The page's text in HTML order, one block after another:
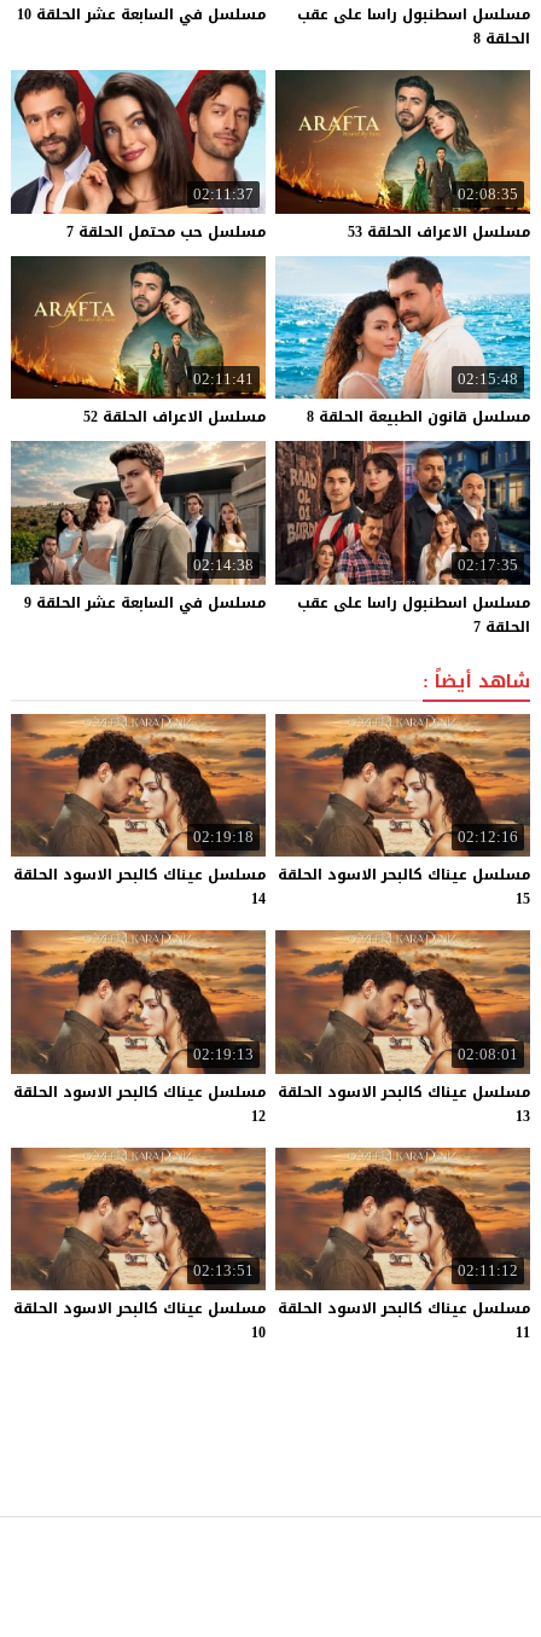
مسلسل اسطنبول راسا على عقب
الحلقة 8
مسلسل في السابعة عشر الحلقة 10
02:08:35
مسلسل الاعراف الحلقة 53
02:11:37
مسلسل حب محتمل الحلقة 7
02:15:48
مسلسل قانون الطبيعة الحلقة 8
02:11:41
مسلسل الاعراف الحلقة 52
02:17:35
مسلسل اسطنبول راسا على عقب
الحلقة 7
02:14:38
مسلسل في السابعة عشر الحلقة 9
شاهد أيضاً :
02:12:16
مسلسل عيناك كالبحر الاسود الحلقة
15
02:19:18
مسلسل عيناك كالبحر الاسود الحلقة
14
02:08:01
مسلسل عيناك كالبحر الاسود الحلقة
13
02:19:13
مسلسل عيناك كالبحر الاسود الحلقة
12
02:11:12
مسلسل عيناك كالبحر الاسود الحلقة
11
02:13:51
مسلسل عيناك كالبحر الاسود الحلقة
10